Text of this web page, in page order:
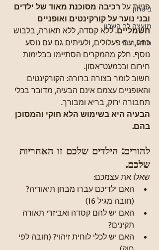
ביטחון
מועצה לב השרון
מידע חיוני
פניות על רכיבה מסוכנת מאוד של ילדים
ובני נוער על קורקינטים ואופניים
חשמליים. ללא קסדה, ללא תאורה, בלבוש
כהה, עם פעלולים, ולעיתים גם עם נוסע
נוסף. חלק מהמקרים הסתיימו בבלימות
חירום ובכמעט־אסון.
חשוב לומר בצורה ברורה: הקורקינטים
והאופניים עצמם אינם הבעיה, מדובר בכלי
תחבורה ירוק, בריא ומבורך.
הבעיה היא בשימוש הלא חוקי והמסוכן
בהם.
להורים: הילדים שלכם זו האחריות
שלכם.
שאלו את עצמכם:
האם ילדיכם עברו מבחן תיאוריה?
(חובה מגיל 16)
האם יש להם קסדה ואביזרי תאורה
תקינים?
האם יש לכלי לוחית זיהוי? (חובה לפי